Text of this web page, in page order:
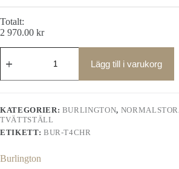
Totalt:
2 970.00 kr
Edwardian
rundat
56
Lägg till i varukorg
KATEGORIER: BURLINGTON,
TVÄTTSTÄLL
ETIKETT: BUR-T4CHR
Burlington